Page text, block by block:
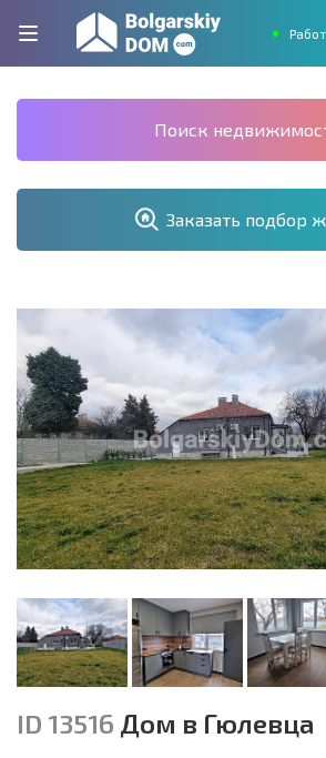
Поиск
Заказать подбор
ID 13516 Дом в Гюлевца